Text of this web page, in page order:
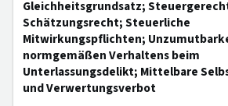
Gleichheitsgrundsatz;
Schätzungsrecht; Steuerliche
Mitwirkungspflichten;
normgemäßen Verhaltens beim
Unterlassungsdelikt; Mittelbare
und Verwertungsverbot